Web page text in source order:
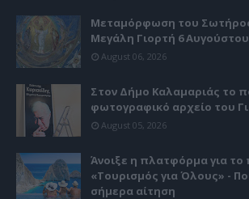
Μεταμόρφωση του
Μεγάλη Γιορτή 6 Αυγούστου
August 06, 2026
Στον Δήμο Καλαμαριάς το
φωτογραφικό αρχείο του
August 05, 2026
Άνοιξε η πλατφόρμα για
«Τουρισμός για Όλους» -
σήμερα αίτηση